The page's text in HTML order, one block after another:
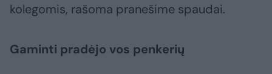
kolegomis, rašoma pranešime spaudai.
Gaminti pradėjo vos penkerių